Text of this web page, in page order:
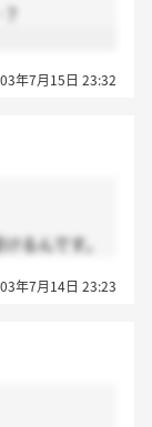
いうことが
ることはな
年7月15日 23:32
るんです。
と考えてい
かっぽさ
い（笑）
年7月14日 23:23